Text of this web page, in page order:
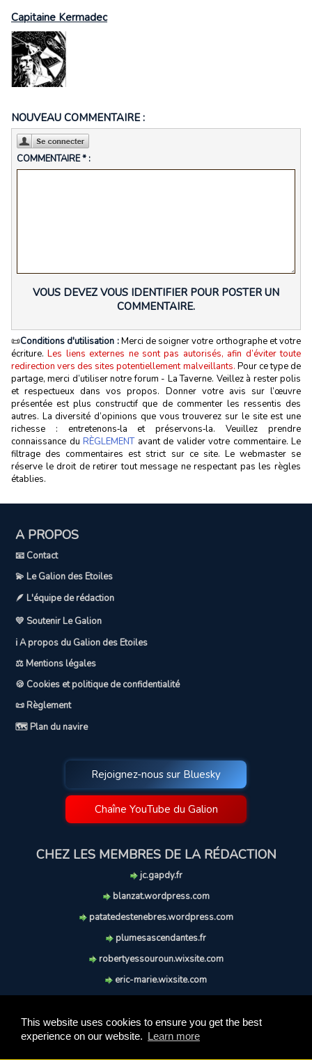
This website uses cookies to ensure you get the best
experience on our website. Learn more
Capitaine Kermadec
NOUVEAU COMMENTAIRE :
COMMENTAIRE * :
VOUS DEVEZ VOUS IDENTIFIER POUR POSTER UN
COMMENTAIRE.
📜Conditions d'utilisation :Merci de soigner votre orthographe et votre
écriture.Les liens externes ne sont pas autorisés, afin d’éviter toute
redirection vers des sites potentiellement malveillants. Pour ce type de
partage, merci d’utiliser notre forum - La Taverne. Veillez à rester polis
et respectueux dans vos propos. Donner votre avis sur l’œuvre
présentée est plus constructif que de commenter les ressentis des
autres. La diversité d’opinions que vous trouverez sur le site est une
richesse : entretenons‑la et préservons‑la. Veuillez prendre
connaissance du RÈGLEMENTavant de valider votre commentaire. Le
filtrage des commentaires est strict sur ce site. Le webmaster se
réserve le droit de retirer tout message ne respectant pas les règles
établies.
A PROPOS
📧 Contact
💫 Le Galion des Etoiles
🪶 L'équipe de rédaction
💛 Soutenir Le Galion
ℹ️ A propos du Galion des Etoiles
⚖️ Mentions légales
🍪 Cookies et politique de confidentialité
📜 Règlement
🗺️ Plan du navire
Rejoignez-nous sur Bluesky
Chaîne YouTube du Galion
CHEZ LES MEMBRES DE LA RÉDACTION
jc.gapdy.fr
blanzat.wordpress.com
patatedestenebres.wordpress.com
plumesascendantes.fr
robertyessouroun.wixsite.com
eric-marie.wixsite.com
soufflereve.blogspot.com